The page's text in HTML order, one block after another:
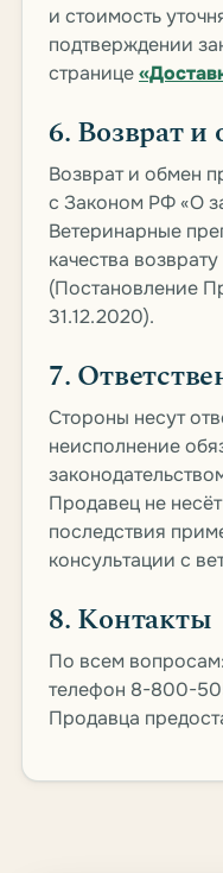
и стоимость
подтверждении
странице
6. Возврат и
Возврат и обмен
с Законом РФ «О
Ветеринарные
качества
(Постановление
31.12.2020).
7.
Стороны несут
неисполнение
Продавец не
последствия
консультации с
8. Контакты
По всем вопросам:
телефон 8-800-
Продавца